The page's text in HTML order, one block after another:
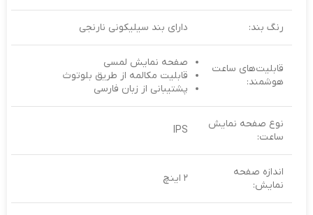
رنگ بند: دارای بند سیلیکونی نارنجی
قابلیت‌های ساعت
هوشمند:
صفحه نمایش لمسی
قابلیت مکالمه از طریق بلوتوث
پشتیبانی از زبان فارسی
نوع صفحه نمایش
ساعت:
IPS
اندازه صفحه
نمایش:
۲ اینچ